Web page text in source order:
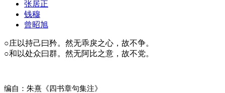
张居正
钱穆
曾昭旭
○庄以持己曰矜。然无乖戾之心，故不争。
○和以处众曰群。然无阿比之意，故不党。
编自：朱熹《四书章句集注》